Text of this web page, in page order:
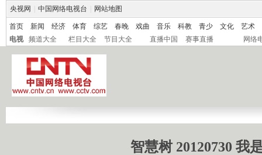
央视网 中国网络电视台 网站地图
首页 新闻 经济 体育 综艺 春晚 戏曲 音乐 科教 青少 文化
艺术
电视
频道大全 栏目大全 节目大全 直播中国 赛事直播 网络
智慧树 20120730 我